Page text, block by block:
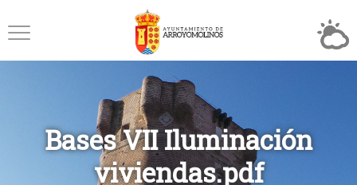
Bases VII Iluminación
viviendas.pdf